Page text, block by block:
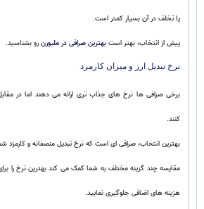
یا تخلف در آن بسیار کمتر است.
پیش از انتخاب، بهتر استبهترین صرافی در ملبورنرو بشناسید.
نرخ تبدیل ارز و میزان کارمزد
برخی صرافی ها نرخ های جذاب تری ارائه می دهند اما در
کنند.
بهترین انتخاب، صرافی ای است که نرخ تبدیل منصفانه و کارمزد
مقایسه چند گزینه مختلف به شما کمک می کند بهترین نرخ را برای
هزینه های اضافی جلوگیری نمایید.